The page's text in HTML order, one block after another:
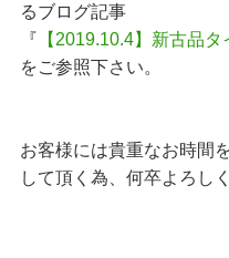
るブログ記事
『 【2019.10.4】新古品
をご参照下さい。
お客様には貴重なお時間
して頂く為、何卒よろし